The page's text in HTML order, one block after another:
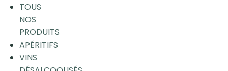
TOUS
NOS
PRODUITS
APÉRITIFS
VINS